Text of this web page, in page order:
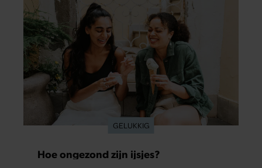
GELUKKIG
Hoe ongezond zijn ijsjes?